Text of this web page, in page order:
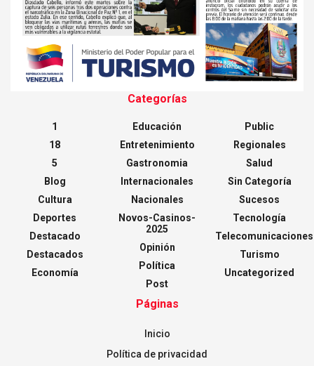
Categorías
1
18
5
Blog
Cultura
Deportes
Destacado
Destacados
Economía
Educación
Entretenimiento
Gastronomia
Internacionales
Nacionales
Novos-Casinos-
2025
Opinión
Política
Post
Public
Regionales
Salud
Sin Categoría
Sucesos
Tecnología
Telecomunicaciones
Turismo
Uncategorized
Páginas
Inicio
Política de privacidad